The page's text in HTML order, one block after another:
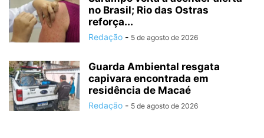
no Brasil; Rio das Ostras
reforça...
Redação - 5 de agosto de 2026
Guarda Ambiental resgata
capivara encontrada em
residência de Macaé
Redação - 5 de agosto de 2026